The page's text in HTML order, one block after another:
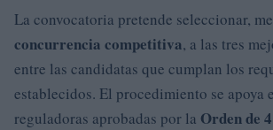
La convocatoria pretende seleccionar,
concurrencia competitiva, a las tres
entre las candidatas que cumplan los
establecidos. El procedimiento se apoya
reguladoras aprobadas por la Orden de